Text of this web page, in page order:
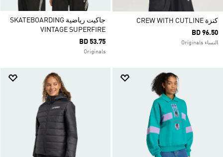
كنزة CREW WITH CUTLINE
BD 96.50
النساء Originals
جاكيت رياضية SKATEBOARDING
VINTAGE SUPERFIRE
BD 53.75
Originals